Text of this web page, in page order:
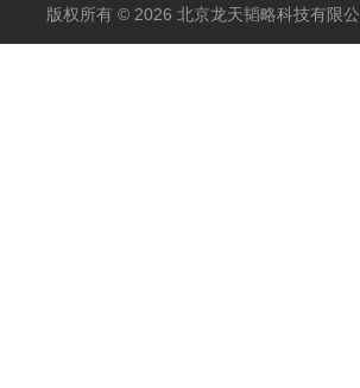
包邮
版权所有 © 2026 北京龙天韬略科技有限